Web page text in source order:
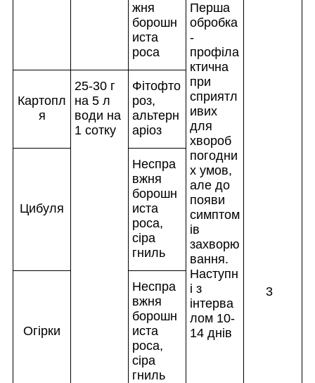
жня
борошн
иста
роса
Перша
обробка
-
профіла
ктична
при
сприятл
ивих
для
хвороб
погодни
х умов,
але до
появи
симптом
ів
захворю
вання.
Наступн
і з
інтерва
лом 10-
14 днів
3
Картопл
я
25-30 г
на 5 л
води на
1 сотку
Фітофто
роз,
альтерн
аріоз
Цибуля
Неспра
вжня
борошн
иста
роса,
сіра
гниль
Огірки
Неспра
вжня
борошн
иста
роса,
сіра
гниль